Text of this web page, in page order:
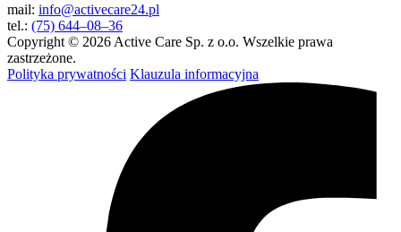
mail: info@activecare24.pl
tel.: (75) 644–08–36
Copyright © 2026 Active Care Sp. z o.o. Wszelkie prawa
zastrzeżone.
Polityka prywatności Klauzula informacyjna